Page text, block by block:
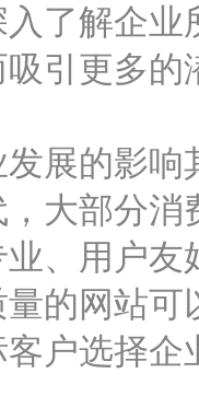
了解企
引更多的
发展的影
大部分
、用户
的网站
户选择企